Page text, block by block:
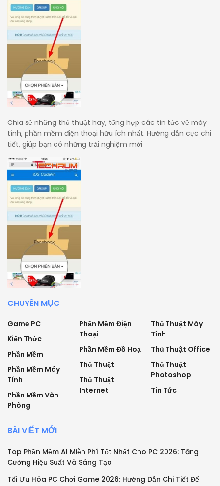
Chia sẻ những thủ thuật hay, tổng hợp các tin tức về máy
tính, phần mềm điện thoại hữu ích nhất. Hướng dẫn cực chi
tiết, giúp bạn có những trải nghiệm mới
CHUYÊN MỤC
Game PC
Kiến Thức
Phần Mềm
Phần Mềm Máy
Tính
Phần Mềm Văn
Phòng
Phần Mềm Điện
Thoại
Phần Mềm Đồ Hoạ
Thủ Thuật
Thủ Thuật
Internet
Thủ Thuật Máy
Tính
Thủ Thuật Office
Thủ Thuật
Photoshop
Tin Tức
BÀI VIẾT MỚI
Top Phần Mềm AI Miễn Phí Tốt Nhất Cho PC 2026: Tăng
Cường Hiệu Suất Và Sáng Tạo
Tối Ưu Hóa PC Chơi Game 2026: Hướng Dẫn Chi Tiết Để